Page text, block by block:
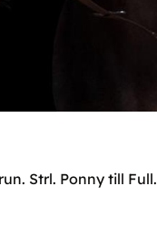
Strl. Ponny till Full.